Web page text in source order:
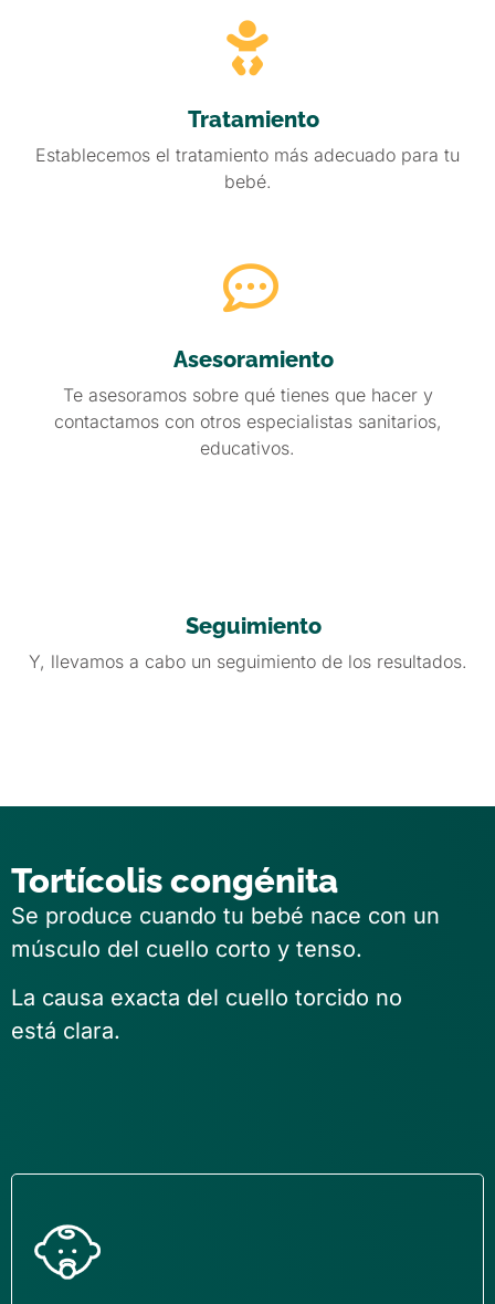
Tratamiento
Establecemos el tratamiento más adecuado para tu
bebé.
Asesoramiento
Te asesoramos sobre qué tienes que hacer y
contactamos con otros especialistas sanitarios,
educativos.
Seguimiento
Y, llevamos a cabo un seguimiento de los resultados.
Tortícolis congénita
Se produce cuando tu bebé nace con un
músculo del cuello corto y tenso.
La causa exacta del cuello torcido no
está clara.